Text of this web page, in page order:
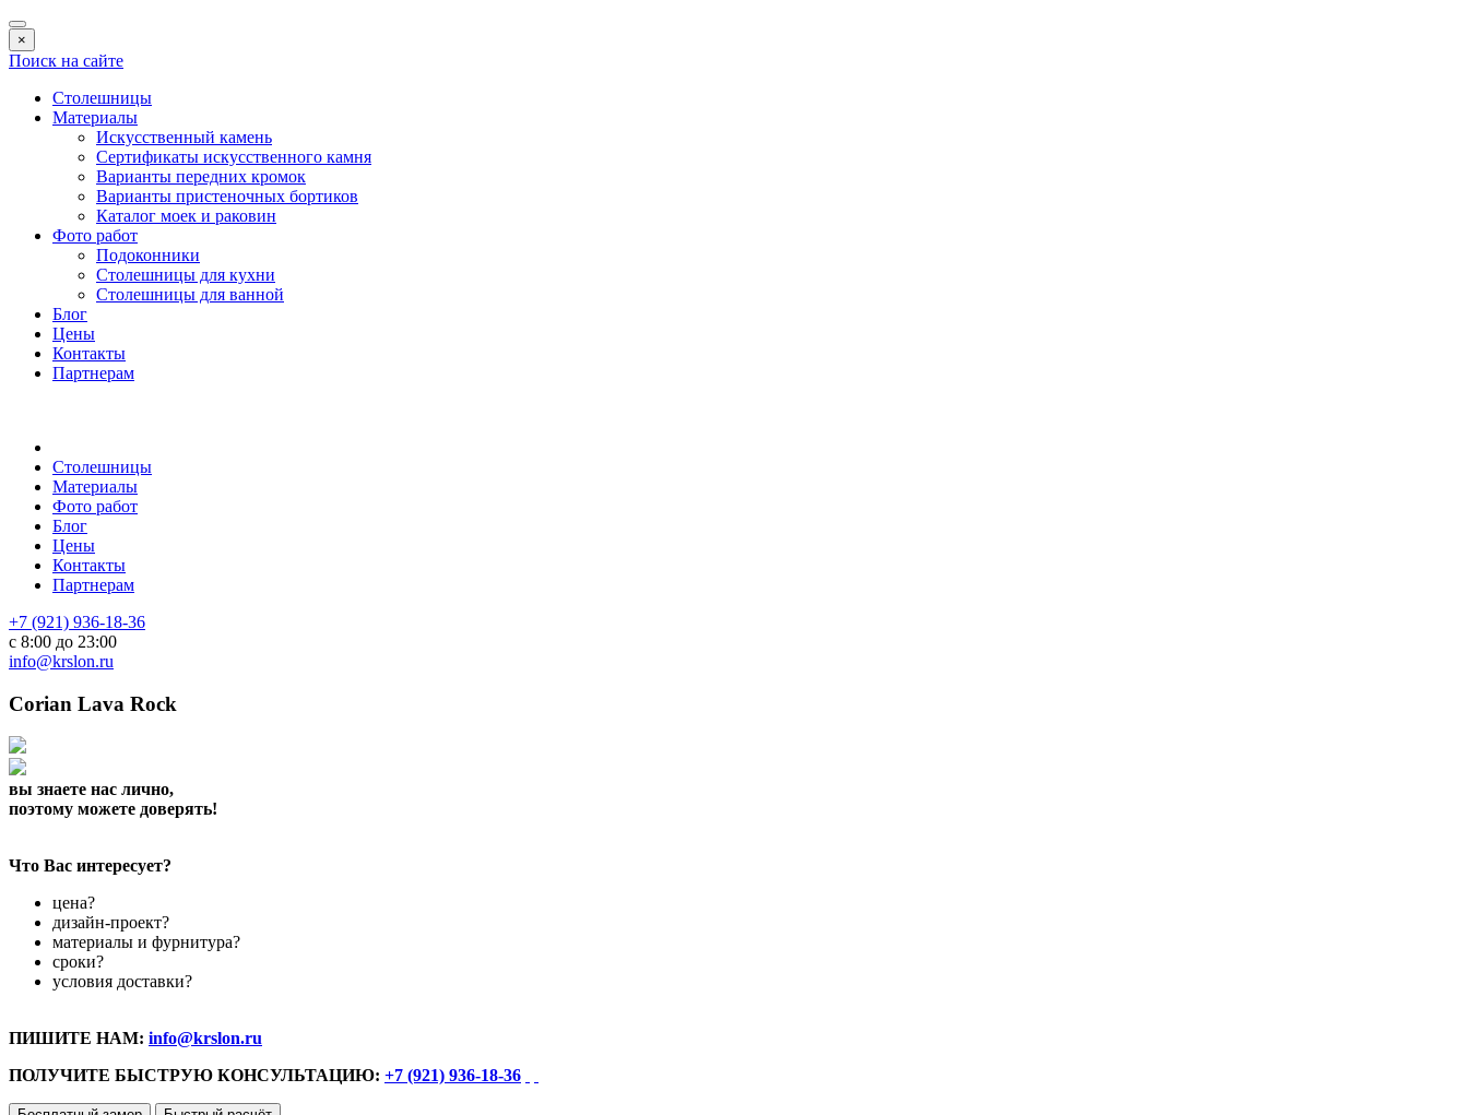
×
Поиск на сайте
Столешницы
Материалы
Искусственный камень
Сертификаты искусственного камня
Варианты передних кромок
Варианты пристеночных бортиков
Каталог моек и раковин
Фото работ
Подоконники
Столешницы для кухни
Столешницы для ванной
Блог
Цены
Контакты
Партнерам
Столешницы
Материалы
Фото работ
Блог
Цены
Контакты
Партнерам
+7 (921) 936-18-36
с 8:00 до 23:00
info@krslon.ru
Corian Lava Rock
вы знаете нас лично,
поэтому можете доверять!
Что Вас интересует?
цена?
дизайн-проект?
материалы и фурнитура?
сроки?
условия доставки?
ПИШИТЕ НАМ: info@krslon.ru
ПОЛУЧИТЕ БЫСТРУЮ КОНСУЛЬТАЦИЮ: +7 (921) 936-18-36